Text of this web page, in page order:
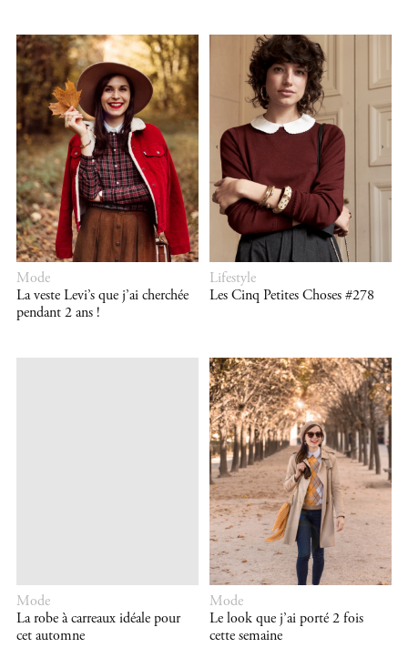
Mode
La veste Levi’s que j’ai cherchée
pendant 2 ans !
Lifestyle
Les Cinq Petites Choses #278
Mode
La robe à carreaux idéale pour
cet automne
Mode
Le look que j’ai porté 2 fois
cette semaine